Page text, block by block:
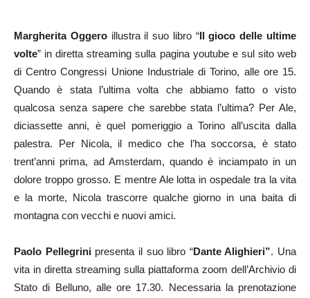
Margherita Oggeroillustra il suo libro “Il gioco delle ultime
volte” in diretta streaming sulla pagina youtube e sul sito web
di Centro Congressi Unione Industriale di Torino, alle ore 15.
Quando è stata l’ultima volta che abbiamo fatto o visto
qualcosa senza sapere che sarebbe stata l’ultima? Per Ale,
diciassette anni, è quel pomeriggio a Torino all’uscita dalla
palestra. Per Nicola, il medico che l’ha soccorsa, è stato
trent’anni prima, ad Amsterdam, quando è inciampato in un
dolore troppo grosso. E mentre Ale lotta in ospedale tra la vita
e la morte, Nicola trascorre qualche giorno in una baita di
montagna con vecchi e nuovi amici.
Paolo Pellegrinipresenta il suo libro “Dante Alighieri”. Una
vita in diretta streaming sulla piattaforma zoom dell’Archivio di
Stato di Belluno, alle ore 17.30. Necessaria la prenotazione